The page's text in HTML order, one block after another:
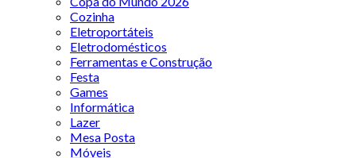
Cozinha
Eletroportáteis
Eletrodomésticos
Ferramentas e Construção
Festa
Games
Informática
Lazer
Mesa Posta
Móveis